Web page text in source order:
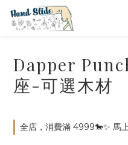
Dapper
座-可選木材
全店，消費滿 4999🐎✨ 馬